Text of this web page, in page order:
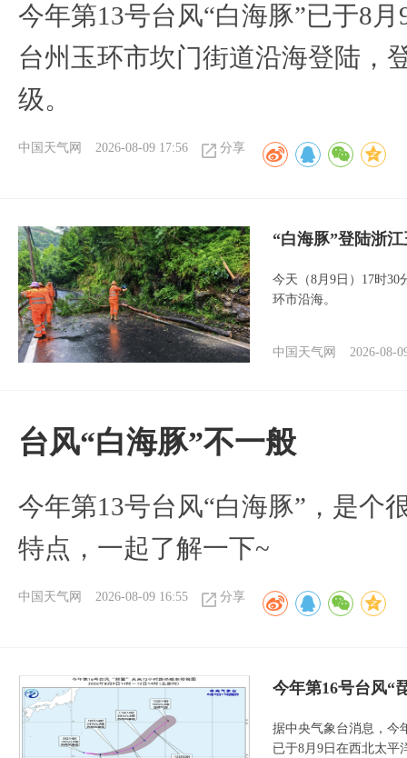
今年第13号台风“白海豚”已于8
台州玉环市坎门街道沿海登陆，
级。
中国天气网 2026-08-09 17:56 分享
“白海豚”登陆浙
今天（8月9日）17时30
环市沿海。
中国天气网 2026-08-
台风“白海豚”不一般
今年第13号台风“白海豚”，是个
特点，一起了解一下~
中国天气网 2026-08-09 16:55 分享
今年第16号台风“
据中央气象台消息，今
已于8月9日在西北太平